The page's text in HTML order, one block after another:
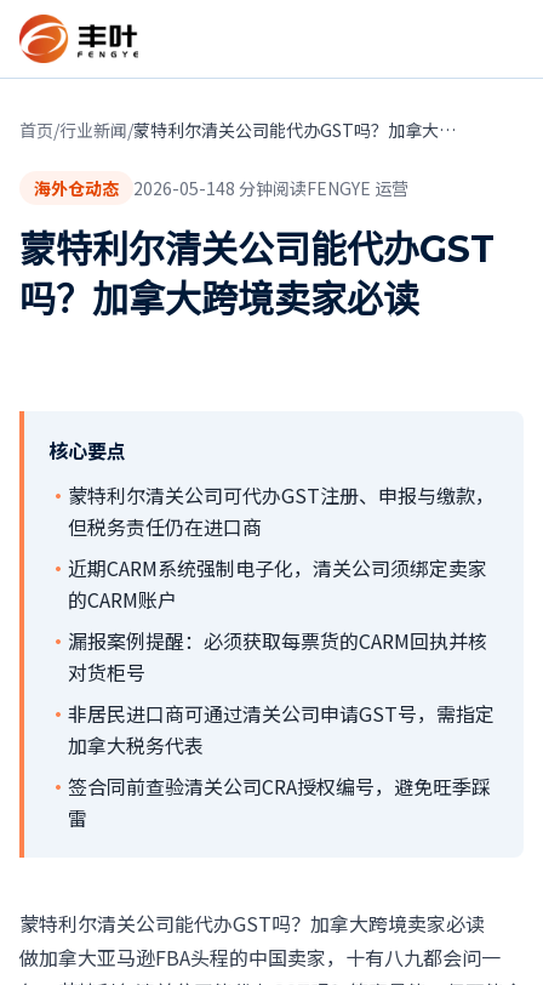
首页/行业新闻/ 蒙特利尔清关公司能代办GST吗？加拿大跨境卖家必读
海外仓动态 2026-05-148 分钟阅读FENGYE 运营
蒙特利尔清关公司能代办GST
吗？加拿大跨境卖家必读
核心要点
· 蒙特利尔清关公司可代办GST注册、申报与缴款，
但税务责任仍在进口商
· 近期CARM系统强制电子化，清关公司须绑定卖家
的CARM账户
· 漏报案例提醒：必须获取每票货的CARM回执并核
对货柜号
· 非居民进口商可通过清关公司申请GST号，需指定
加拿大税务代表
· 签合同前查验清关公司CRA授权编号，避免旺季踩
雷
蒙特利尔清关公司能代办GST吗？加拿大跨境卖家必读
做加拿大亚马逊FBA头程的中国卖家，十有八九都会问一